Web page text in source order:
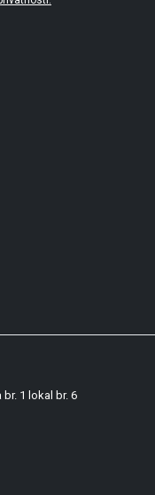
br. 1 lokal br. 6